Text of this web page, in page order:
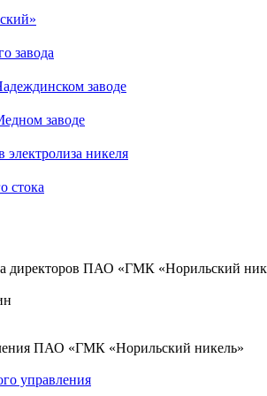
завода
заводе
заводе
никеля
стока
директоров ПАО «ГМК «Норильский
ПАО «ГМК «Норильский никель»
управления